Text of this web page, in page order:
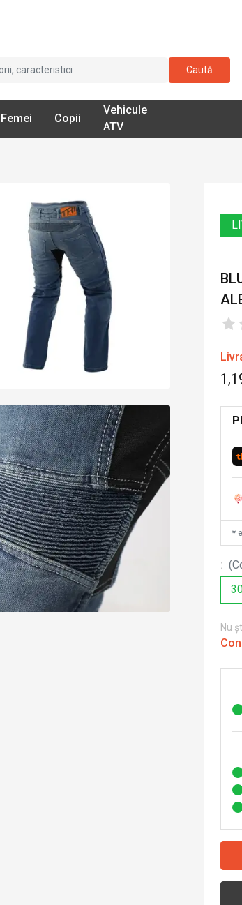
Caută
Femei Copii
Vehicule
ATV
*
: (
Nu